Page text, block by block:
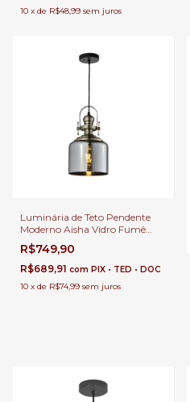
10 x de R$48,99 sem juros
Luminária de Teto Pendente
Moderno Aisha Vidro Fumê
Para Salas Lavabos Balcão e
Cabeceira de Cama
R$749,90
R$689,91 com PIX • TED • DOC
10 x de R$74,99 sem juros